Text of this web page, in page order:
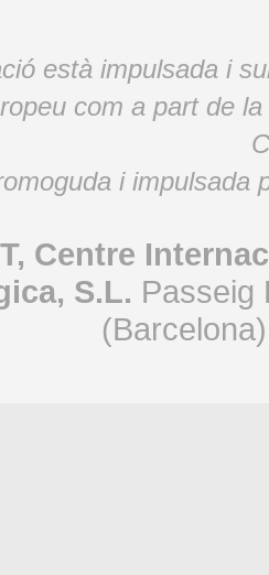
està impulsada i
com a part de
i impulsada
Centre
S.L. Passeig